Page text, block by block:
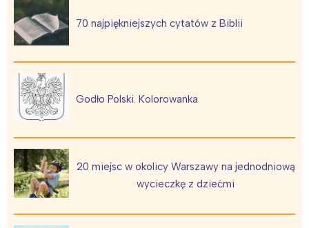
70 najpiękniejszych cytatów z Biblii
Godło Polski. Kolorowanka
20 miejsc w okolicy Warszawy na jednodniową
wycieczkę z dziećmi